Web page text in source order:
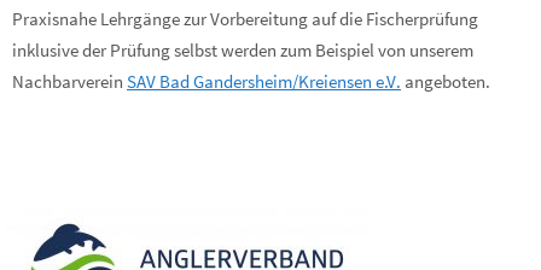
Praxisnahe Lehrgänge zur Vorbereitung auf die Fischerprüfung
inklusive der Prüfung selbst werden zum Beispiel von unserem
Nachbarverein SAV Bad Gandersheim/Kreiensen e.V. angeboten.